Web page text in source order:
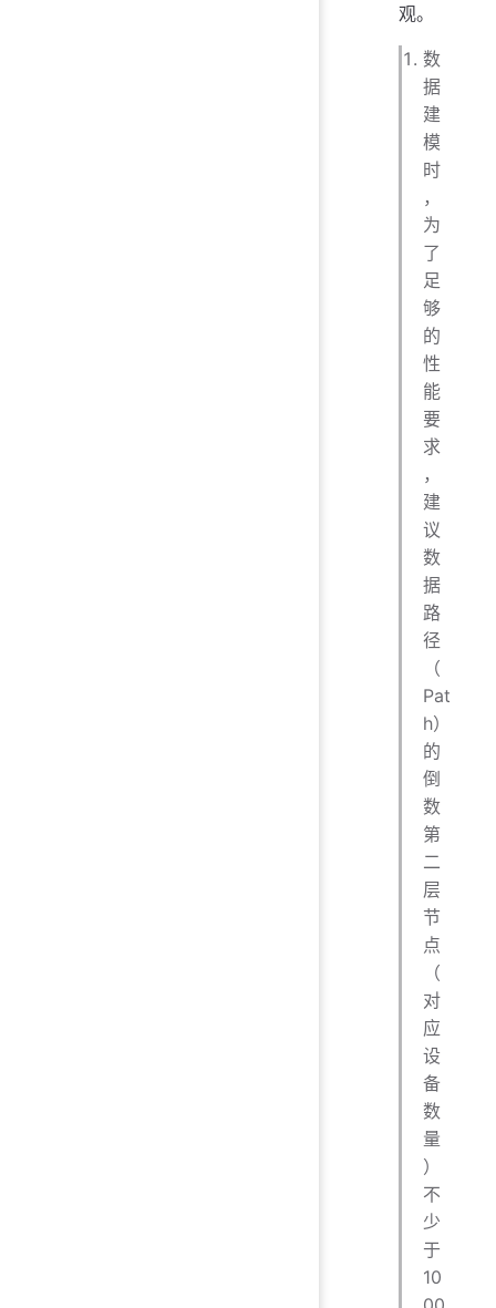
观。
数
据
建
模
时
，
为
了
足
够
的
性
能
要
求
，
建
议
数
据
路
径
（
Pat
h）
的
倒
数
第
二
层
节
点
（
对
应
设
备
数
量
）
不
少
于
10